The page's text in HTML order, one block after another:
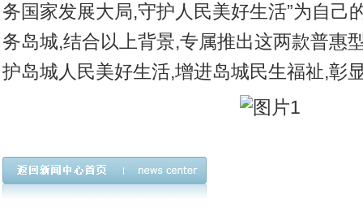
务国家发展大局,守护人民美好生活”为自己
务岛城,结合以上背景,专属推出这两款普惠
护岛城人民美好生活,增进岛城民生福祉,彰